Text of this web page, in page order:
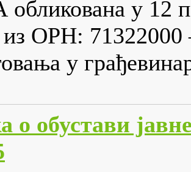
у 12
ОРН: 71322000
у
о обустави